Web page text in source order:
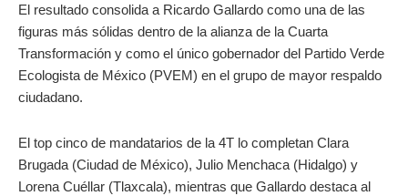
El resultado consolida a Ricardo Gallardo como una de las
figuras más sólidas dentro de la alianza de la Cuarta
Transformación y como el único gobernador del Partido Verde
Ecologista de México (PVEM) en el grupo de mayor respaldo
ciudadano.
El top cinco de mandatarios de la 4T lo completan Clara
Brugada (Ciudad de México), Julio Menchaca (Hidalgo) y
Lorena Cuéllar (Tlaxcala), mientras que Gallardo destaca al